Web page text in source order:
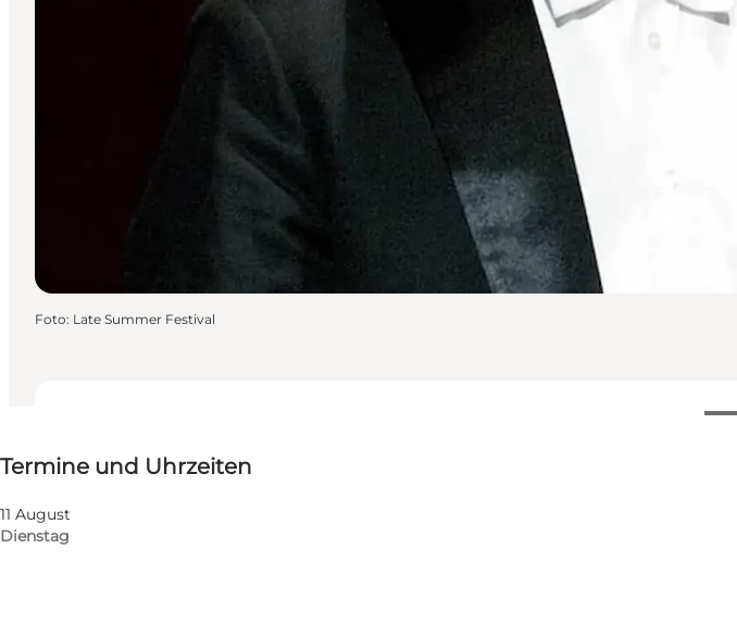
Termine und Uhrzeiten
11 August
Dienstag
Website besuchen
Foto: Late Summer Festival